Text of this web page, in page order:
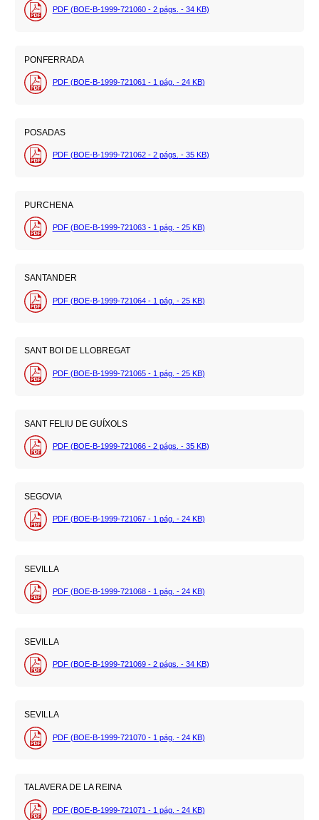
PDF (BOE-B-1999-721060 - 2 págs. - 34 KB)
PONFERRADA
PDF (BOE-B-1999-721061 - 1 pág. - 24 KB)
POSADAS
PDF (BOE-B-1999-721062 - 2 págs. - 35 KB)
PURCHENA
PDF (BOE-B-1999-721063 - 1 pág. - 25 KB)
SANTANDER
PDF (BOE-B-1999-721064 - 1 pág. - 25 KB)
SANT BOI DE LLOBREGAT
PDF (BOE-B-1999-721065 - 1 pág. - 25 KB)
SANT FELIU DE GUÍXOLS
PDF (BOE-B-1999-721066 - 2 págs. - 35 KB)
SEGOVIA
PDF (BOE-B-1999-721067 - 1 pág. - 24 KB)
SEVILLA
PDF (BOE-B-1999-721068 - 1 pág. - 24 KB)
SEVILLA
PDF (BOE-B-1999-721069 - 2 págs. - 34 KB)
SEVILLA
PDF (BOE-B-1999-721070 - 1 pág. - 24 KB)
TALAVERA DE LA REINA
PDF (BOE-B-1999-721071 - 1 pág. - 24 KB)